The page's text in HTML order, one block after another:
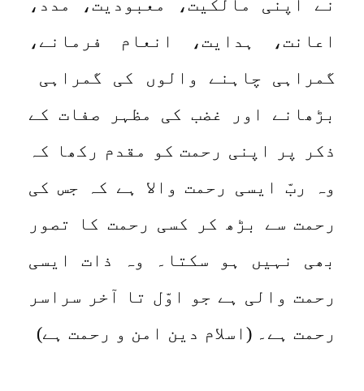
نے اپنی مالکیت، معبودیت، مدد،
اعانت، ہدایت، انعام فرمانے،
گمراہی چاہنے والوں کی گمراہی
بڑھانے اور غضب کی مظہر صفات کے
ذکر پر اپنی رحمت کو مقدم رکھا کہ
وہ ربّ ایسی رحمت والا ہے کہ جس کی
رحمت سے بڑھ کر کسی رحمت کا تصور
بھی نہیں ہو سکتا۔ وہ ذات ایسی
رحمت والی ہے جو اوّل تا آخر سراسر
رحمت ہے۔ (اسلام دین امن و رحمت ہے)